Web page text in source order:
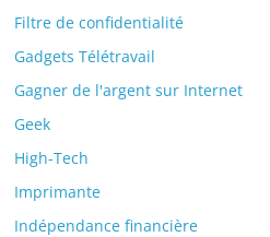
Filtre de confidentialité
Gadgets Télétravail
Gagner de l'argent sur Internet
Geek
High-Tech
Imprimante
Indépendance financière